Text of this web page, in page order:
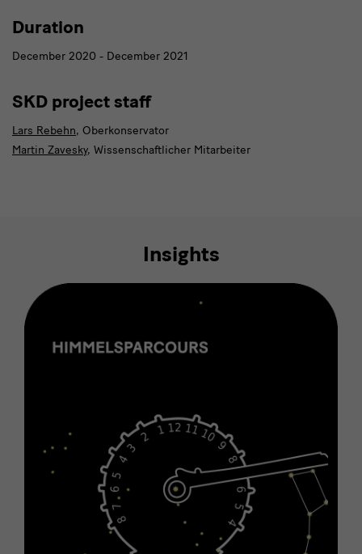
Duration
December 2020 - December 2021
SKD project staff
Lars Rebehn, Oberkonservator
Martin Zavesky, Wissenschaftlicher Mitarbeiter
Insights